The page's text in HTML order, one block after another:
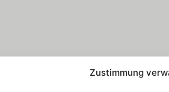
Zustimmung